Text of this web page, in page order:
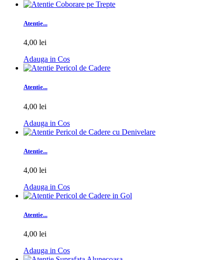
Atentie...
4,00 lei
Adauga in Cos
Atentie...
4,00 lei
Adauga in Cos
Atentie...
4,00 lei
Adauga in Cos
Atentie...
4,00 lei
Adauga in Cos